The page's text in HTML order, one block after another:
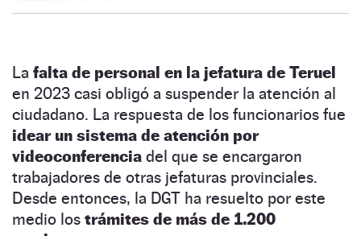
La falta de personal en la jefatura de Teruel
en 2023 casi obligó a suspender la atención al
ciudadano. La respuesta de los funcionarios fue
idear un sistema de atención por
videoconferencia del que se encargaron
trabajadores de otras jefaturas provinciales.
Desde entonces, la DGT ha resuelto por este
medio los trámites de más de 1.200